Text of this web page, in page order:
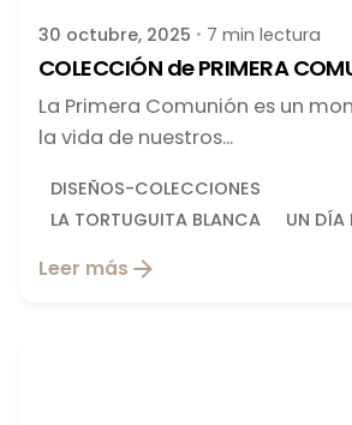
30 octubre, 2025 7 min lectura
COLECCIÓN de PRIMERA
La Primera Comunión es un
la vida de nuestros...
DISEÑOS-COLECCIONES
LA TORTUGUITA BLANCA
UN DÍA
Leer más